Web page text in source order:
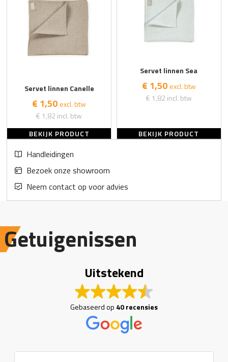
Servet linnen Canelle
€ 1,50 excl. btw
€ 1,82 incl. btw
BEKIJK PRODUCT
Servet linnen Sea
€ 1,50 excl. btw
€ 1,82 incl. btw
BEKIJK PRODUCT
Handleidingen
Bezoek onze showroom
Neem contact op voor advies
Getuigenissen
Uitstekend
Gebaseerd op 40 recensies